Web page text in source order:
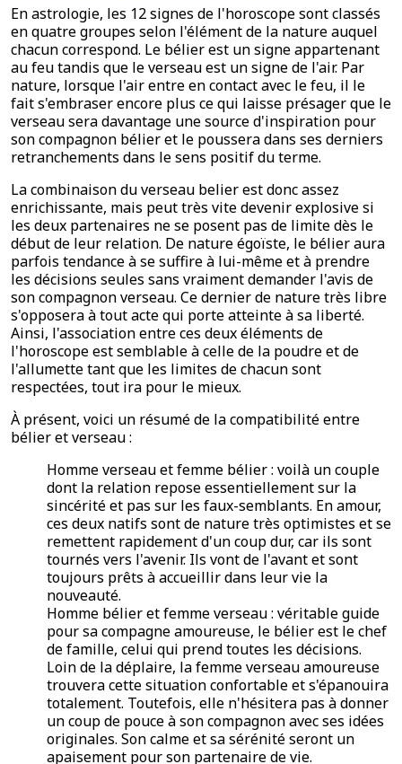
En astrologie, les 12 signes de l'horoscope sont classés
en quatre groupes selon l'élément de la nature auquel
chacun correspond. Le bélier est un signe appartenant
au feu tandis que le verseau est un signe de l'air. Par
nature, lorsque l'air entre en contact avec le feu, il le
fait s'embraser encore plus ce qui laisse présager que le
verseau sera davantage une source d'inspiration pour
son compagnon bélier et le poussera dans ses derniers
retranchements dans le sens positif du terme.
La combinaison du verseau belier est donc assez
enrichissante, mais peut très vite devenir explosive si
les deux partenaires ne se posent pas de limite dès le
début de leur relation. De nature égoïste, le bélier aura
parfois tendance à se suffire à lui-même et à prendre
les décisions seules sans vraiment demander l'avis de
son compagnon verseau. Ce dernier de nature très libre
s'opposera à tout acte qui porte atteinte à sa liberté.
Ainsi, l'association entre ces deux éléments de
l'horoscope est semblable à celle de la poudre et de
l'allumette tant que les limites de chacun sont
respectées, tout ira pour le mieux.
À présent, voici un résumé de la compatibilité entre
bélier et verseau :
Homme verseau et femme bélier : voilà un couple
dont la relation repose essentiellement sur la
sincérité et pas sur les faux-semblants. En amour,
ces deux natifs sont de nature très optimistes et se
remettent rapidement d'un coup dur, car ils sont
tournés vers l'avenir. Ils vont de l'avant et sont
toujours prêts à accueillir dans leur vie la
nouveauté.
Homme bélier et femme verseau : véritable guide
pour sa compagne amoureuse, le bélier est le chef
de famille, celui qui prend toutes les décisions.
Loin de la déplaire, la femme verseau amoureuse
trouvera cette situation confortable et s'épanouira
totalement. Toutefois, elle n'hésitera pas à donner
un coup de pouce à son compagnon avec ses idées
originales. Son calme et sa sérénité seront un
apaisement pour son partenaire de vie.